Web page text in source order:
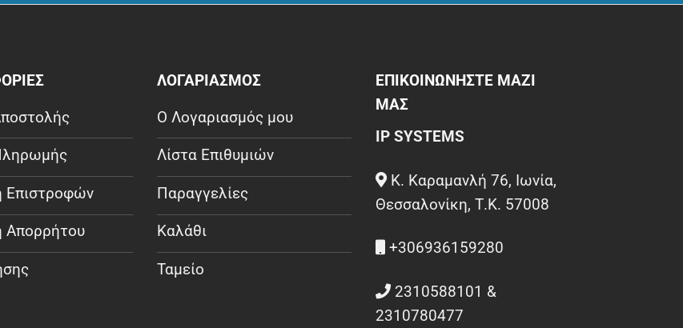
Επιστροφών
Απορρήτου
ΛΟΓΑΡΙΑΣΜΟΣ
Ο Λογαριασμός μου
Λίστα Επιθυμιών
Παραγγελίες
Καλάθι
Ταμείο
ΕΠΙΚΟΙΝΩΝΗΣΤΕ ΜΑΖΙ
ΜΑΣ
IP SYSTEMS
Κ. Καραμανλή 76, Ιωνία,
Θεσσαλονίκη, Τ.Κ. 57008
+306936159280
2310588101 &
2310780477